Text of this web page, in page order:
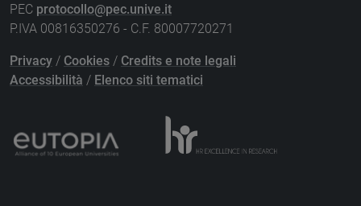
PEC protocollo@pec.unive.it
P.IVA 00816350276 - C.F. 80007720271
Privacy / Cookies / Credits e note legali
Accessibilità / Elenco siti tematici